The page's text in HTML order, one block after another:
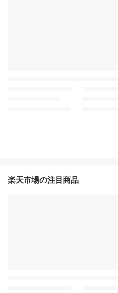
楽天市場の注目商品